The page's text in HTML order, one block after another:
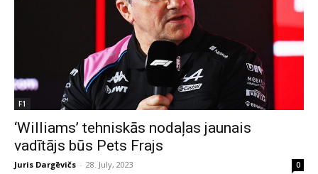
F1
‘Williams’ tehniskās nodaļas jaunais
vadītājs būs Pets Frajs
Juris Dargēvičs - 28. July, 2023 0